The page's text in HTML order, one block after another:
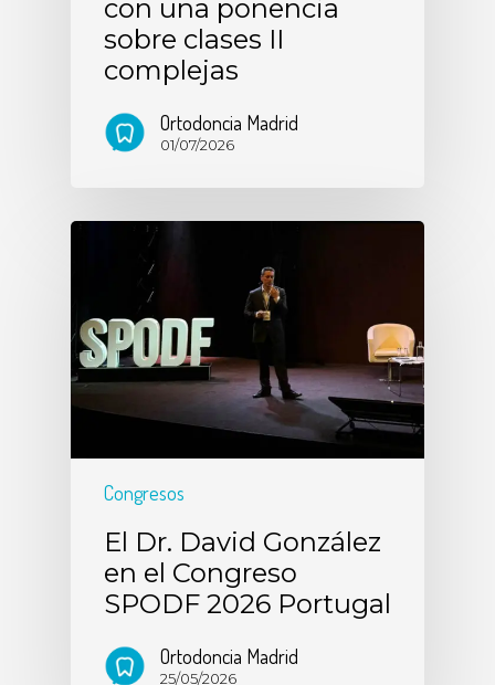
con una ponencia
sobre clases II
complejas
Ortodoncia Madrid
01/07/2026
Congresos
El Dr. David González
en el Congreso
SPODF 2026 Portugal
Ortodoncia Madrid
25/05/2026